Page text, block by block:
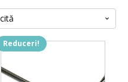
Reduceri!